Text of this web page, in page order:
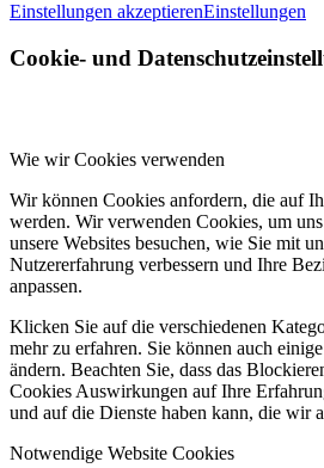
Einstellungen akzeptierenEinstellungen
Cookie- und
Wie wir Cookies verwenden
Wir können Cookies anfordern, die auf
werden. Wir verwenden Cookies, um
unsere Websites besuchen, wie Sie mit
Nutzererfahrung verbessern und Ihre
anpassen.
Klicken Sie auf die verschiedenen
mehr zu erfahren. Sie können auch
ändern. Beachten Sie, dass das
Cookies Auswirkungen auf Ihre
und auf die Dienste haben kann, die wir
Notwendige Website Cookies